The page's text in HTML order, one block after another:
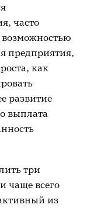
часто
предприятия,
как
развитие
выплата
три
чаще всего
из